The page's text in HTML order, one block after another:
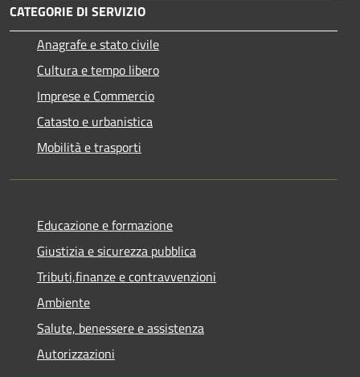
CATEGORIE DI SERVIZIO
Anagrafe e stato civile
Cultura e tempo libero
Imprese e Commercio
Catasto e urbanistica
Mobilità e trasporti
Educazione e formazione
Giustizia e sicurezza pubblica
Tributi,finanze e contravvenzioni
Ambiente
Salute, benessere e assistenza
Autorizzazioni